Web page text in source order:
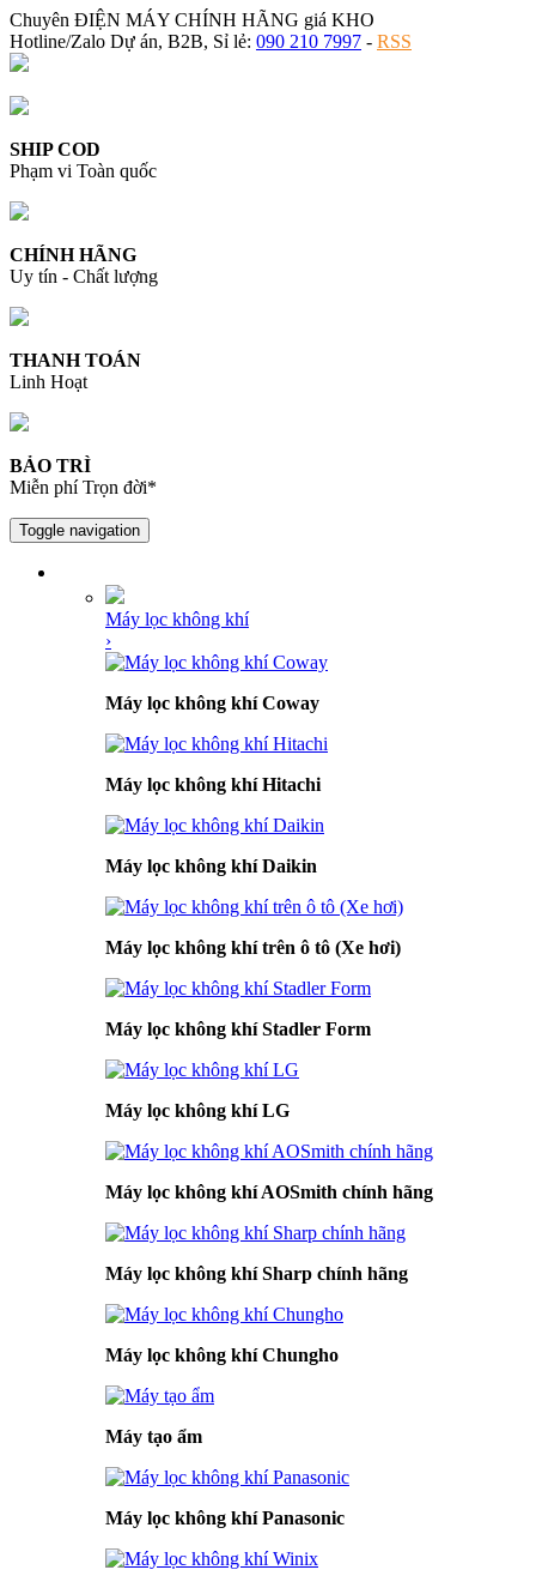
Chuyên ĐIỆN MÁY CHÍNH HÃNG giá KHO
Hotline/Zalo Dự án, B2B, Sỉ lẻ: 090 210 7997 - RSS
SHIP COD
Phạm vi Toàn quốc
CHÍNH HÃNG
Uy tín - Chất lượng
THANH TOÁN
Linh Hoạt
BẢO TRÌ
Miễn phí Trọn đời*
Toggle navigation
Máy lọc không khí
›
Máy lọc không khí Coway
Máy lọc không khí Hitachi
Máy lọc không khí Daikin
Máy lọc không khí trên ô tô (Xe hơi)
Máy lọc không khí Stadler Form
Máy lọc không khí LG
Máy lọc không khí AOSmith chính hãng
Máy lọc không khí Sharp chính hãng
Máy lọc không khí Chungho
Máy tạo ẩm
Máy lọc không khí Panasonic